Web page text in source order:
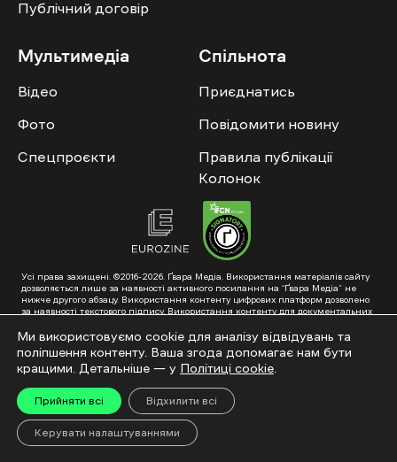
Публічний договір
Мультимедіа
Відео
Фото
Спецпроєкти
Спільнота
Приєднатись
Повідомити новину
Правила публікації
Колонок
Усі права захищені. ©2016-2026. Ґвара Медіа. Використання матеріалів сайту
дозволяється лише за наявності активного посилання на “Ґвара Медіа” не
нижче другого абзацу. Використання контенту цифрових платформ дозволено
за наявності текстового підпису. Використання контенту для документальних
схвалення від редакції.
Суб’єкт у сфері онлайн-медіа; ідентифікатор медіа – R40-01353. Поштова
адреса: ГО «Ґвара Медіа», 61057, Харків, вул. Гоголя, 14, абонентська скринька
№7400
Підкинь нам тему на пошту – hello@gwaramedia.com
Модернізація сайту:
Ми використовуємо cookie для аналізу відвідувань та
поліпшення контенту. Ваша згода допомагає нам бути
кращими. Детальніше — у Політиці cookie
Прийняти всі Відхилити всі
Керувати налаштуваннями